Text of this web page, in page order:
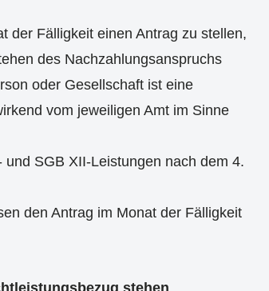
der Fälligkeit einen Antrag zu stellen,
des Nachzahlungsanspruchs
oder Gesellschaft ist eine
vom jeweiligen Amt im Sinne
SGB XII-Leistungen nach dem 4.
den Antrag im Monat der Fälligkeit